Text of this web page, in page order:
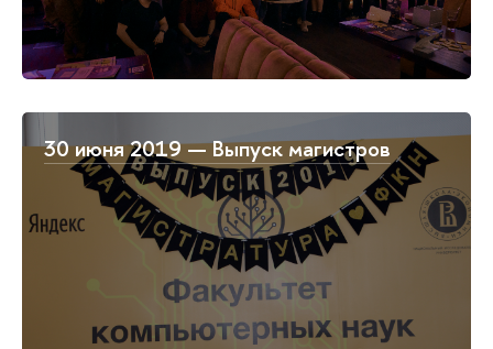
30 июня 2019 — Выпуск магистров